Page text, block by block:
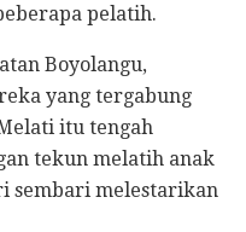
pelatih.
Boyolangu,
yang tergabung
itu tengah
tekun melatih anak
sembari melestarikan